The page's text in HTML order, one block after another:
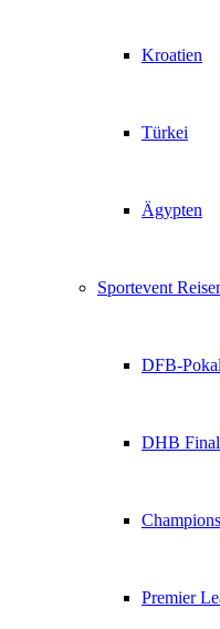
Kroatien
Türkei
Ägypten
Sportevent
DFB-
DHB
Premier